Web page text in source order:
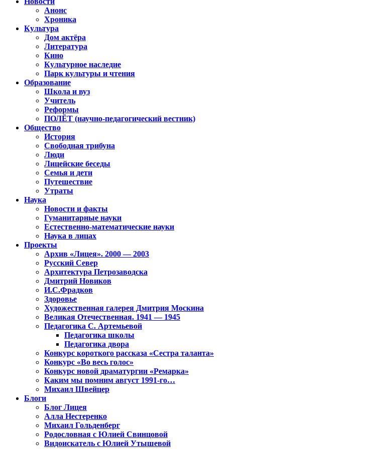
Анонс
Хроника
Культура
Дом актёра
Литература
Кино
Культурное наследие
Парк культуры и чтения
Образование
Школа и вуз
Учитель
Реформы
ПОЛЁТ (научно-педагогический вестник)
Общество
История
Свободная трибуна
Люди
Лицейские беседы
Семья и дети
Путешествие
Утраты
Наука
Новости и факты
Гуманитарные науки
Естественно-математические науки
Наука в лицах
Проекты
Архив «Лицея». 2000 — 2003
Русский Север
Архитектура Петрозаводска
Дмитрий Новиков
И.С.Фрадков
Здоровье
Художественная галерея Дмитрия Москина
Великая Отечественная. 1941 — 1945
Педагогика С. Артемьевой
Педагогика школы
Педагогика двора
Конкурс короткого рассказа «Сестра таланта»
Конкурс «Во весь голос»
Конкурс новой драматургии «Ремарка»
Каким мы помним август 1991-го…
Михаил Швейцер
Блоги
Блог Лицея
Алла Нестеренко
Михаил Гольденберг
Родословная с Юлией Свинцовой
Видоискатель с Юлией Утышевой